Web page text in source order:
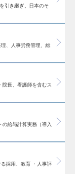
引き継ぎ、日本のそ
、人事労務管理、総
院長、看護師を含むス
の給与計算実務（導入
採用、教育 ・人事評